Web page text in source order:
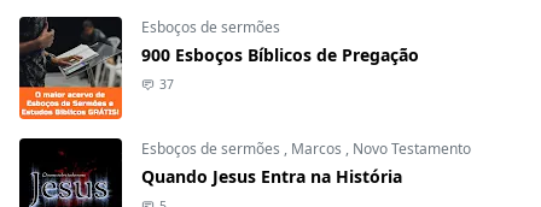
Esboços de sermões
900 Esboços Bíblicos de Pregação
37
Esboços de sermões , Marcos , Novo Testamento
Quando Jesus Entra na História